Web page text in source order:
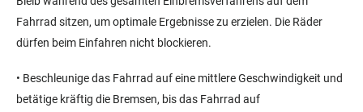
Fahrrad sitzen, um optimale Ergebnisse zu erzielen. Die Räder
dürfen beim Einfahren nicht blockieren.
• Beschleunige das Fahrrad auf eine mittlere Geschwindigkeit und
betätige kräftig die Bremsen, bis das Fahrrad auf